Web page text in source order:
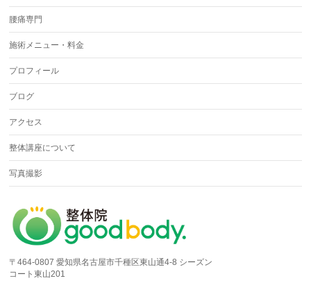
腰痛専門
施術メニュー・料金
プロフィール
ブログ
アクセス
整体講座について
写真撮影
〒464-0807 愛知県名古屋市千種区東山通4-8 シーズン
コート東山201